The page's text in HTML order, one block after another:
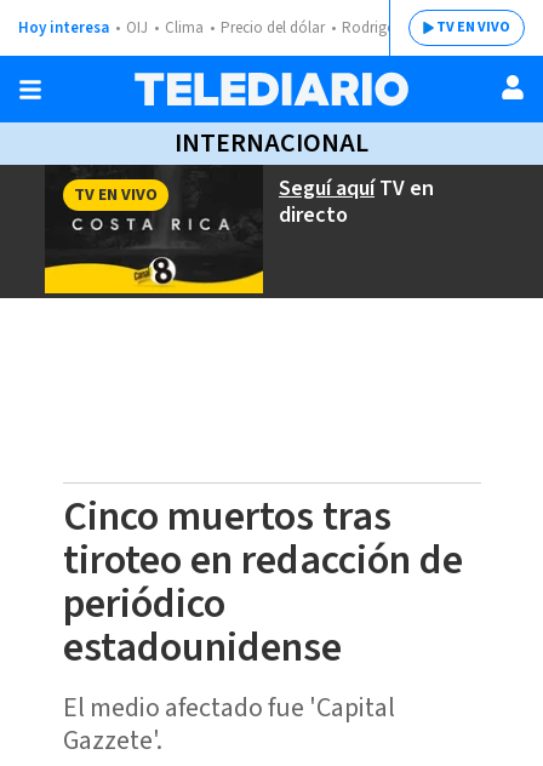
Hoy interesa OIJ Clima Precio del dólar Rodrigo ChavesTV EN VIVO
INTERNACIONAL
Seguí aquíTV en
directo
TV EN VIVO
Cinco muertos tras
tiroteo en redacción de
periódico
estadounidense
El medio afectado fue 'Capital
Gazzete'.